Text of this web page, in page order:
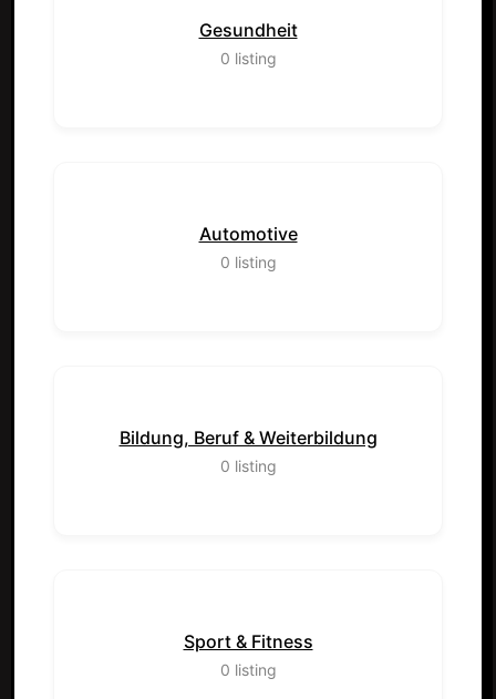
Gesundheit
0 listing
Automotive
0 listing
Bildung, Beruf & Weiterbildung
0 listing
Sport & Fitness
0 listing